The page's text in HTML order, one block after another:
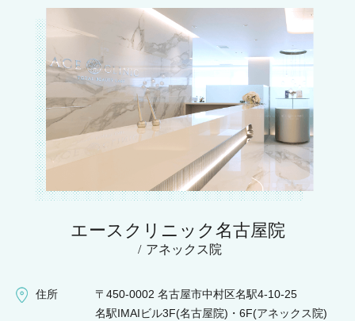
エースクリニック名古屋院
アネックス院
住所
〒450-0002 名古屋市中村区名駅4-10-25
名駅IMAIビル3F(名古屋院)・6F(アネックス院)